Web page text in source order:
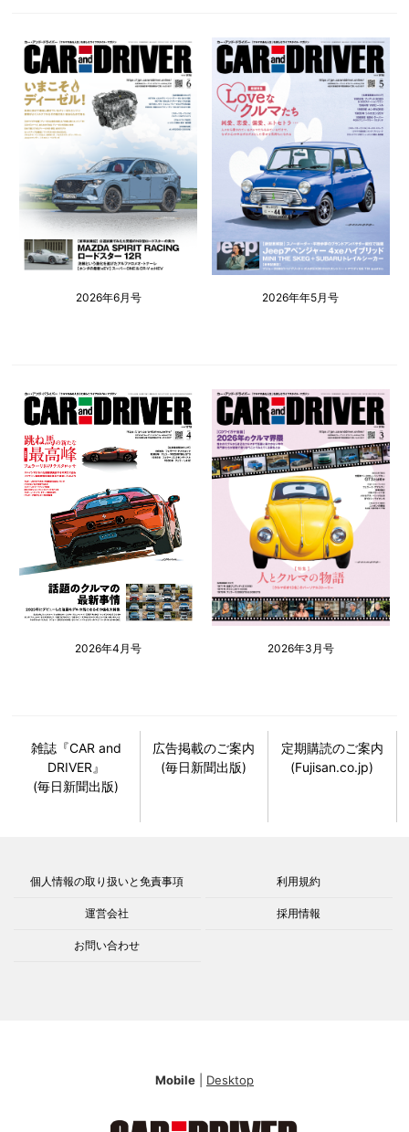
2026年6月号 2026年年5月号
2026年4月号 2026年3月号
雑誌『CAR and
DRIVER』
(毎日新聞出版)
広告掲載のご案内
(毎日新聞出版)
定期購読のご案内
(Fujisan.co.jp)
個人情報の取り扱いと免責事項 利用規約
運営会社 採用情報
お問い合わせ
Mobile Desktop